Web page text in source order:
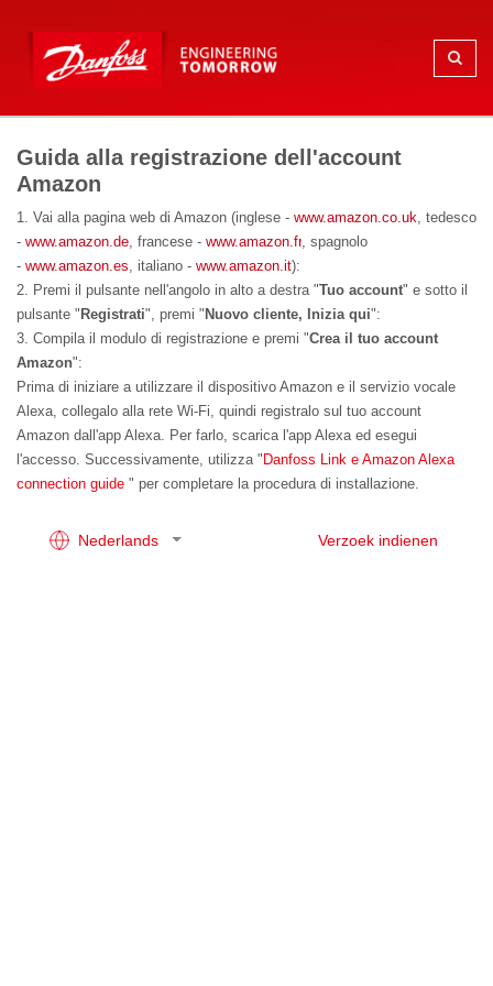
Guida alla registrazione dell'account
Amazon
1. Vai alla pagina web di Amazon (inglese - www.amazon.co.uk, tedesco
- www.amazon.de, francese - www.amazon.fr, spagnolo
- www.amazon.es, italiano - www.amazon.it):
2. Premi il pulsante nell'angolo in alto a destra "Tuo account" e sotto il
pulsante " Registrati", premi " Nuovo cliente, Inizia qui":
3. Compila il modulo di registrazione e premi "Crea il tuo account
Amazon":
Prima di iniziare a utilizzare il dispositivo Amazon e il servizio vocale
Alexa, collegalo alla rete Wi-Fi, quindi registralo sul tuo account
Amazon dall'app Alexa. Per farlo, scarica l'app Alexa ed esegui
l'accesso. Successivamente, utilizza " Danfoss Link e Amazon Alexa
connection guide " per completare la procedura di installazione.
Nederlands Verzoek indienen